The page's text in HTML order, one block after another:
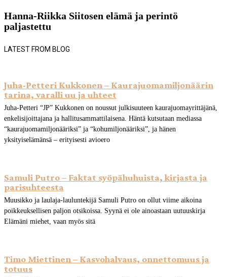
Hanna-Riikka Siitosen elämä ja perintö
paljastettu
LATEST FROM BLOG
Juha-Petteri Kukkonen – Kaurajuomamiljonäärin
tarina, varalli uu ja uhteet
Juha-Petteri “JP” Kukkonen on noussut julkisuuteen kaurajuomayrittäjänä,
enkelisijoittajana ja hallitusammattilaisena. Häntä kutsutaan mediassa
“kaurajuomamiljonääriksi” ja “kohumiljonääriksi”, ja hänen
yksityiselämänsä – erityisesti avioero
Samuli Putro – Faktat syöpähuhuista, kirjasta ja
parisuhteesta
Muusikko ja laulaja-lauluntekijä Samuli Putro on ollut viime aikoina
poikkeuksellisen paljon otsikoissa. Syynä ei ole ainoastaan uutuuskirja
Elämäni miehet, vaan myös sitä
Timo Miettinen – Kasvohalvaus, onnettomuus ja
totuus